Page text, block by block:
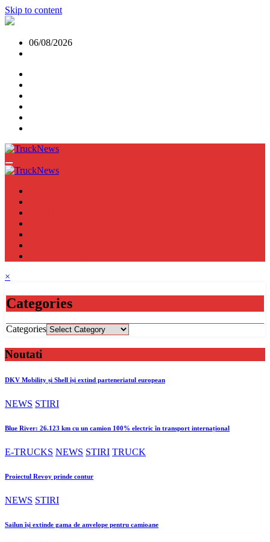
Skip to content
06/08/2026
×
Categories
Categories
Noutati
DKV Mobility și Shell își extind parteneriatul european
NEWS STIRI
Blue River: 26.123 km cu un camion 100% electric în transport internațional
E-TRUCKS NEWS STIRI TRUCK
Proiectul Revoy prinde contur
NEWS STIRI
Sailun își extinde gama de anvelope pentru camioane